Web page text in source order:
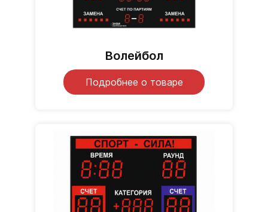
Волейбол
Подробнее о товаре